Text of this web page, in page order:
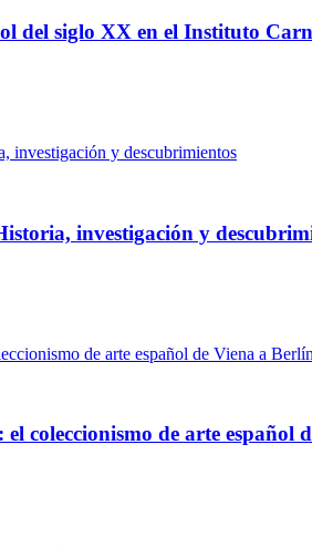
del siglo XX en el Instituto
investigación y
coleccionismo de arte español